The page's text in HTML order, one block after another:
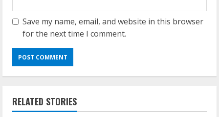
Save my name, email, and website in this browser
for the next time I comment.
RELATED STORIES